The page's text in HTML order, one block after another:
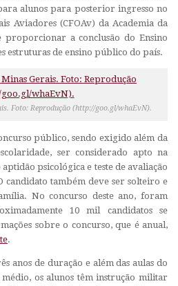
alunos para posterior ingresso no
Aviadores (CFOAv) da Academia da
proporcionar a conclusão do Ensino
estruturas de ensino público do país.
Foto: Reprodução (http://goo.gl/whaEvN).
público, sendo exigido além da
ser considerado apto na
psicológica e teste de avaliação
candidato também deve ser solteiro e
No concurso deste ano, foram
10 mil candidatos se
sobre o concurso, que é anual,
.
anos de duração e além das aulas do
os alunos têm instrução militar